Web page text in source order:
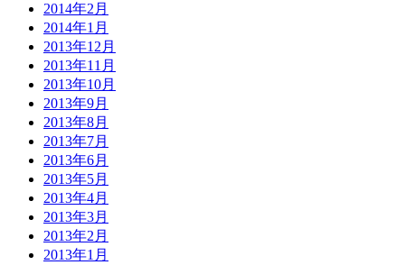
2014年2月
2014年1月
2013年12月
2013年11月
2013年10月
2013年9月
2013年8月
2013年7月
2013年6月
2013年5月
2013年4月
2013年3月
2013年2月
2013年1月